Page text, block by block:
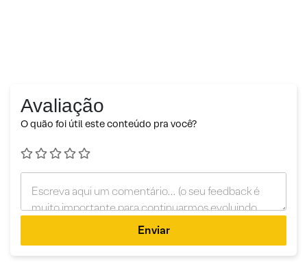
Avaliação
O quão foi útil este conteúdo pra você?
Enviar